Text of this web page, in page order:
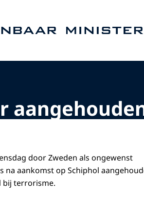
door Zweden als ongewenst
na aankomst op Schiphol
bij terrorisme.